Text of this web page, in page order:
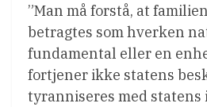
”Man må forstå, at
betragtes som hverken
fundamental eller en
fortjener ikke statens
tyranniseres med statens